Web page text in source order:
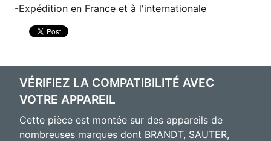
Expédition en France et à l'internationale
VÉRIFIEZ LA COMPATIBILITÉ AVEC
VOTRE APPAREIL
Cette pièce est montée sur des appareils de
nombreuses marques dont BRANDT, SAUTER,